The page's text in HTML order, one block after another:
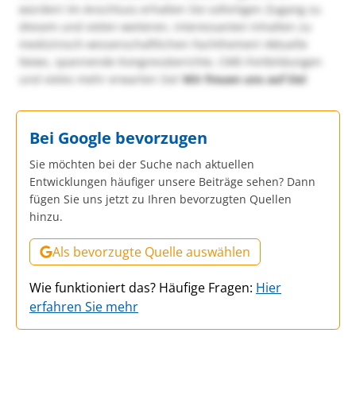
würden! Im Anschluss erhalten Sie sofortigen Zugang zu
diesem und vielen weiteren, interessanten Inhalten zu
medizinisch-wissenschaftlichen Fachthemen! Aktuelle
News, spannende Kongressberichte, CME-Fortbildungen
und vieles mehr erwarten Sie!Wir freuen uns auf Sie!
Bei Google bevorzugen
Sie möchten bei der Suche nach aktuellen
Entwicklungen häufiger unsere Beiträge sehen? Dann
fügen Sie uns jetzt zu Ihren bevorzugten Quellen
hinzu.
Als bevorzugte Quelle auswählen
Wie funktioniert das? Häufige Fragen: Hier
erfahren Sie mehr